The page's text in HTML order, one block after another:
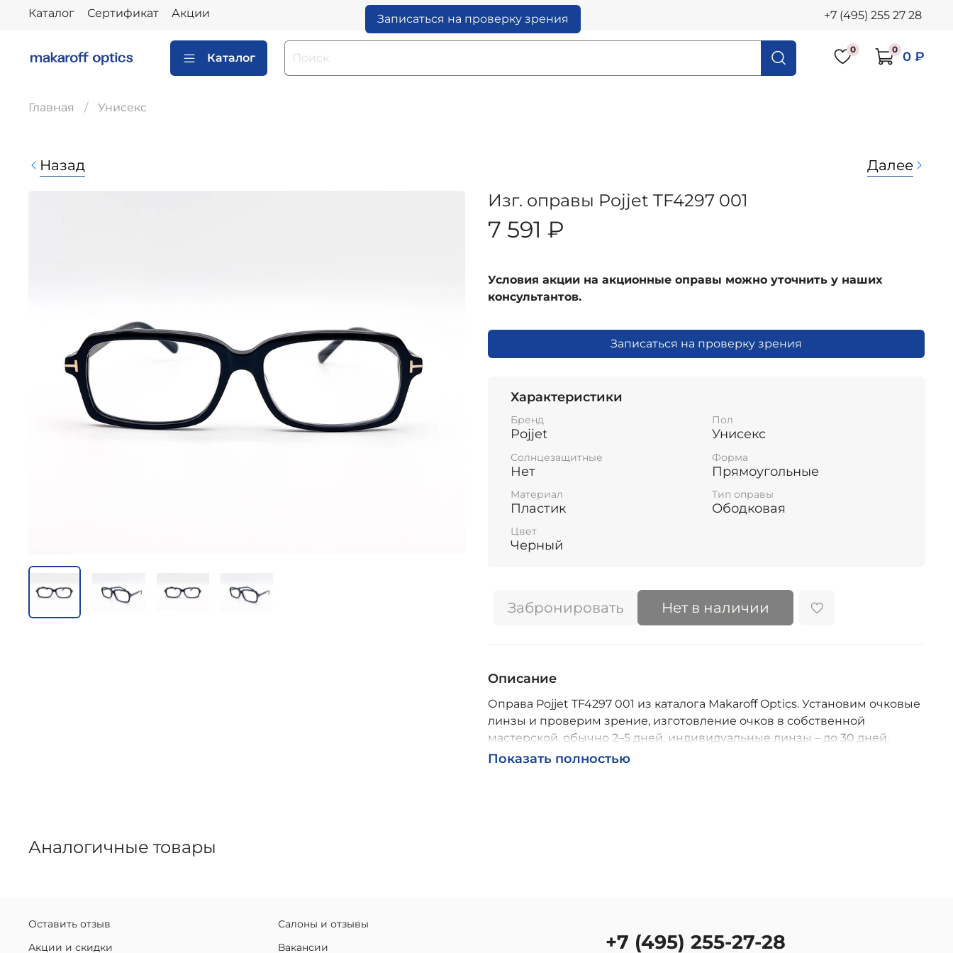
Каталог Сертификат Акции Записаться на проверку зрения +7 (495) 255 27 28
Каталог
0 0 0 ₽
Главная Унисекс
Назад Далее
Изг. оправы Pojjet TF4297 001
7 591 ₽
Условия акции на акционные оправы можно уточнить у наших
консультантов.
Записаться на проверку зрения
Характеристики
Бренд
Pojjet
Пол
Унисекс
Солнцезащитные
Нет
Форма
Прямоугольные
Материал
Пластик
Тип оправы
Ободковая
Цвет
Черный
Забронировать Нет в наличии
Описание
Оправа Pojjet TF4297 001 из каталога Makaroff Optics. Установим очковые
линзы и проверим зрение, изготовление очков в собственной
мастерской, обычно 2–5 дней, индивидуальные линзы – до 30 дней.
Возможна доставка по России.
Показать полностью
Аналогичные товары
Оставить отзыв
Акции и скидки
Салоны и отзывы
Вакансии
+7 (495) 255-27-28